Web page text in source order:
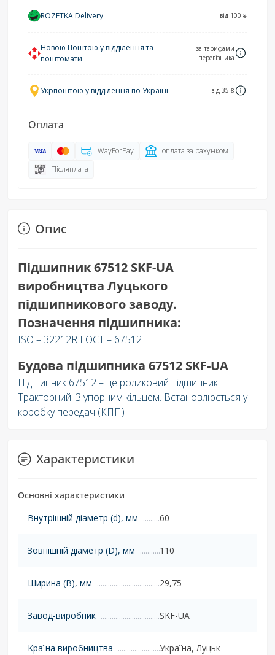
ROZETKA Delivery від 100 ₴
Новою Поштою у відділення та
поштомати
за тарифами
перевізника
Укрпоштою у відділення по Україні від 35 ₴
Оплата
WayForPay
оплата за рахунком
Післяплата
Опис
Підшипник 67512 SKF-UA
виробництва Луцького
підшипникового заводу.
Позначення підшипника:
ISO – 32212R ГОСТ – 67512
Будова підшипника 67512 SKF-UA
Підшипник 67512 – це роликовий підшипник.
Тракторний. З упорним кільцем. Встановлюється у
коробку передач (КПП)
Характеристики
Основні характеристики
Внутрішній діаметр (d), мм
60
Зовнішній діаметр (D), мм 110
Ширина (B), мм 29,75
Завод-виробник SKF-UA
Країна виробництва Україна, Луцьк